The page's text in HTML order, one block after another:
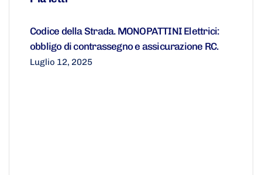
Codice della Strada. MONOPATTINI Elettrici:
obbligo di contrassegno e assicurazione RC.
Luglio 12, 2025